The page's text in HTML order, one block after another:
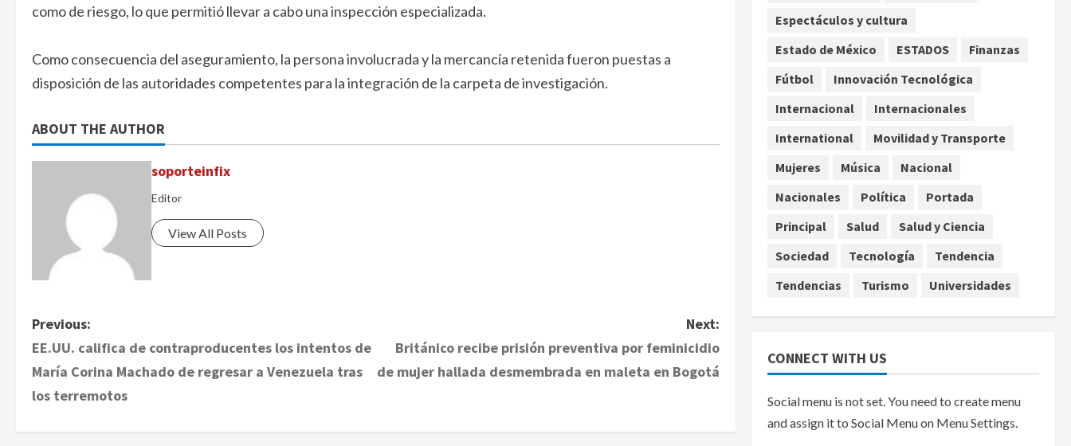
como de riesgo, lo que permitió llevar a cabo una inspección especializada.
Como consecuencia del aseguramiento, la persona involucrada y la mercancía retenida fueron puestas a
disposición de las autoridades competentes para la integración de la carpeta de investigación.
ABOUT THE AUTHOR
soporteinfix
Editor
View All Posts
P
o
s
t
Previous:
EE.UU. califica de contraproducentes los intentos de
María Corina Machado de regresar a Venezuela tras
los terremotos
Next:
Británico recibe prisión preventiva por feminicidio
de mujer hallada desmembrada en maleta en Bogotá
4
Pronostican victoria 3-1 de
Azul en la Jornada 2
agosto 8, 2026
De la Espriella pronuncia su
primer discurso como
diez claves de gobierno
agosto 8, 2026
Espectáculos y cultura
Estado de México
ESTADOS
Finanzas
Fútbol
Innovación Tecnológica
Internacional
Internacionales
International
Movilidad y Transporte
Mujeres
Música
Nacional
Nacionales
Política
Portada
Principal
Salud
Salud y Ciencia
Sociedad
Tecnología
Tendencia
Tendencias
Turismo Universidades
CONNECT WITH US
Social menu is not set. You need to create menu
and assign it to Social Menu on Menu Settings.